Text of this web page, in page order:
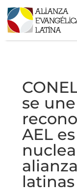
se
AEL
latinas